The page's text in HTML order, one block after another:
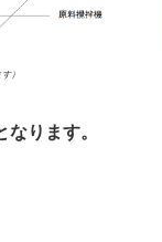
）
ります。